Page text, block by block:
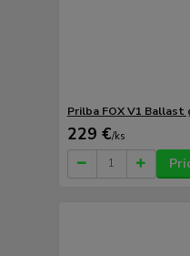
Prilba FOX V1 Ballast
229 €/ks